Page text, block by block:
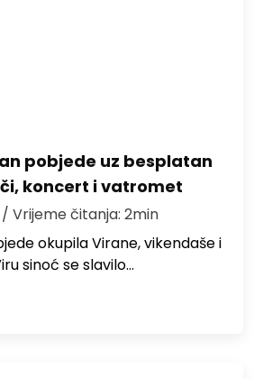
pobjede uz besplatan
koncert i vatromet
/ Vrijeme čitanja: 2min
okupila Virane, vikendaše i
sinoć se slavilo…